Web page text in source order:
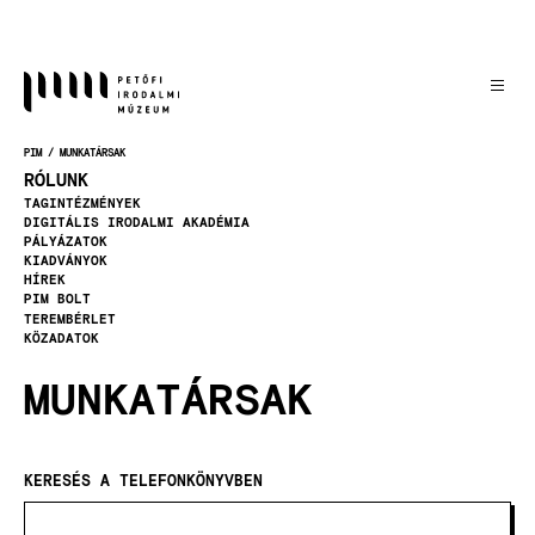
MORZSA
PIM MUNKATÁRSAK
RÓLUNK
TAGINTÉZMÉNYEK
DIGITÁLIS IRODALMI AKADÉMIA
PÁLYÁZATOK
KIADVÁNYOK
HÍREK
PIM BOLT
TEREMBÉRLET
KÖZADATOK
MUNKATÁRSAK
KERESÉS A TELEFONKÖNYVBEN